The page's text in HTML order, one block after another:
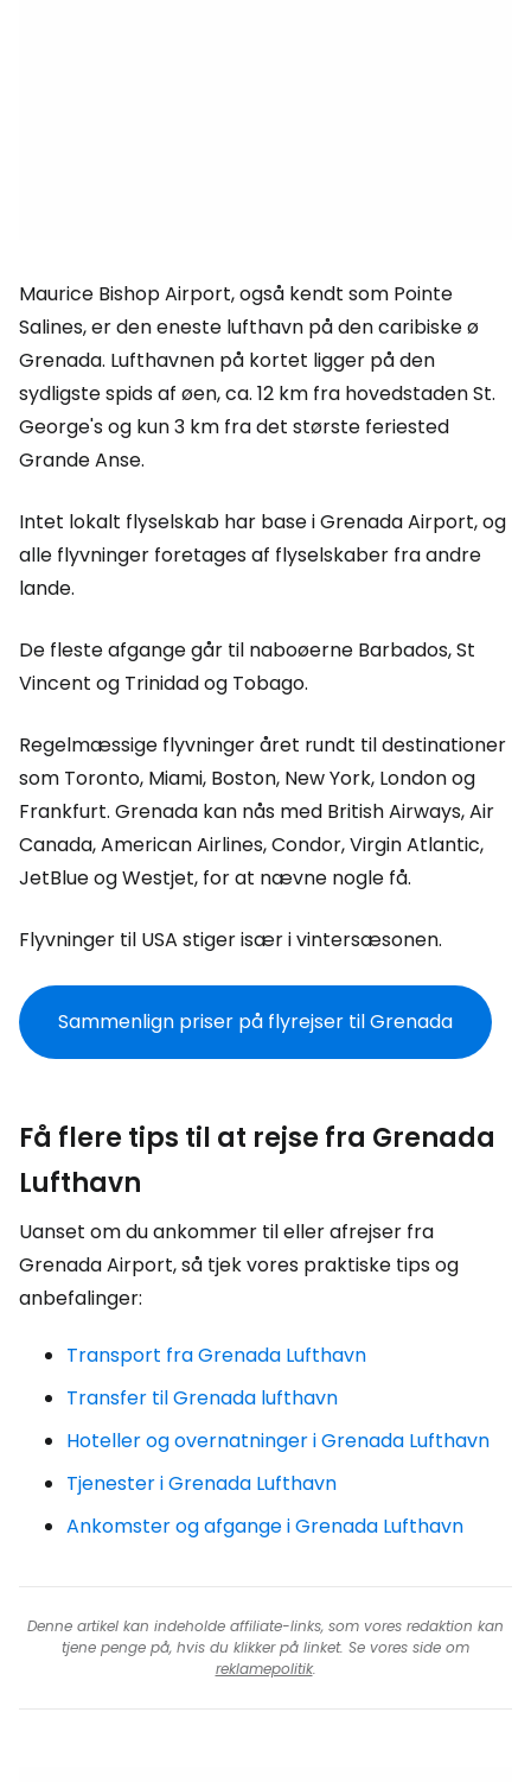
Maurice Bishop Airport, også kendt som Pointe
Salines, er den eneste lufthavn på den caribiske ø
Grenada. Lufthavnen på kortet ligger på den
sydligste spids af øen, ca. 12 km fra hovedstaden St.
George's og kun 3 km fra det største feriested
Grande Anse.
Intet lokalt flyselskab har base i Grenada Airport, og
alle flyvninger foretages af flyselskaber fra andre
lande.
De fleste afgange går til naboøerne Barbados, St
Vincent og Trinidad og Tobago.
Regelmæssige flyvninger året rundt til destinationer
som Toronto, Miami, Boston, New York, London og
Frankfurt. Grenada kan nås med British Airways, Air
Canada, American Airlines, Condor, Virgin Atlantic,
JetBlue og Westjet, for at nævne nogle få.
Flyvninger til USA stiger især i vintersæsonen.
Sammenlign priser på flyrejser til Grenada
Få flere tips til at rejse fra Grenada
Lufthavn
Uanset om du ankommer til eller afrejser fra
Grenada Airport, så tjek vores praktiske tips og
anbefalinger:
Transport fra Grenada Lufthavn
Transfer til Grenada lufthavn
Hoteller og overnatninger i Grenada Lufthavn
Tjenester i Grenada Lufthavn
Ankomster og afgange i Grenada Lufthavn
Denne artikel kan indeholde affiliate-links, som vores redaktion kan
tjene penge på, hvis du klikker på linket. Se vores side om
reklamepolitik.